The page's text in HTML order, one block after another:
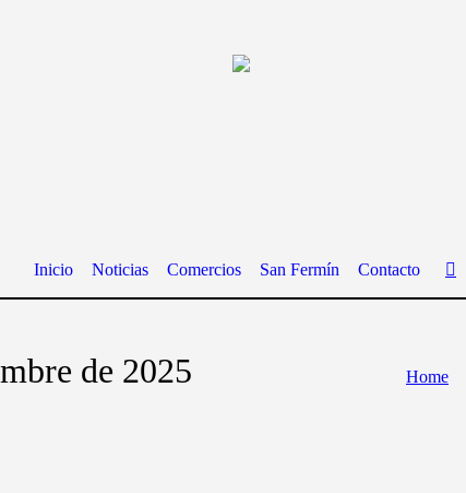
Inicio Noticias Comercios San Fermín Contacto
de 2025 Home